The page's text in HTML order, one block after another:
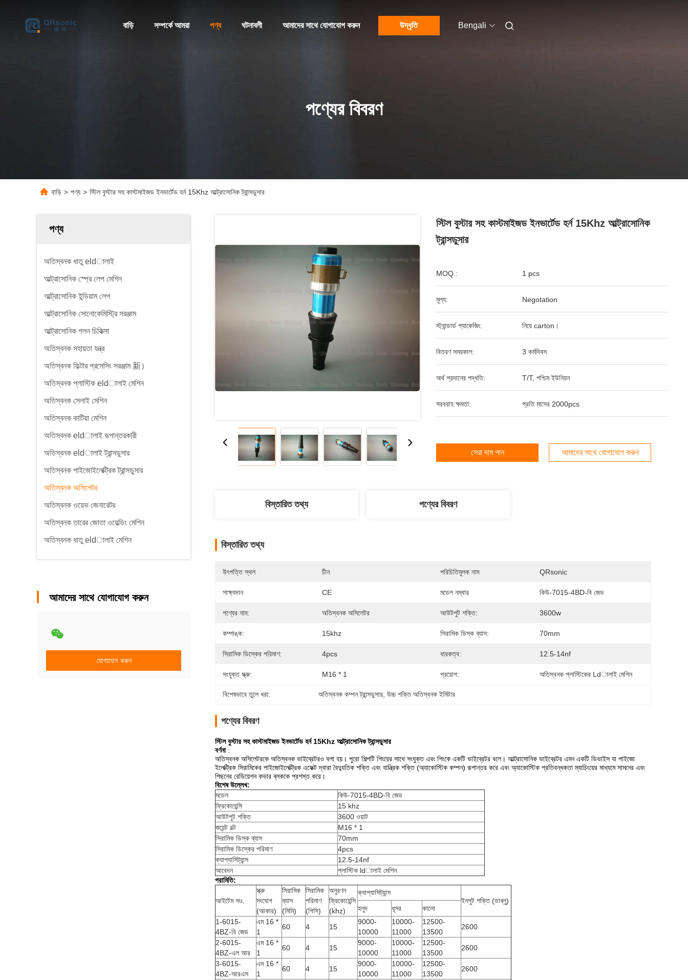
বাড়ি সম্পর্কে আমরা পণ্য ঘটনাবলী আমাদের সাথে যোগাযোগ করুন উদ্ধৃতি Bengali
পণ্যের বিবরণ
বাড়ি > পণ্য > স্টিল বুস্টার সহ কাস্টমাইজড ইনভার্টেড হর্ন 15Khz আল্ট্রাসোনিক ট্রান্সডুসার
পণ্য
অতিস্বনক ধাতু eldালাই
আল্ট্রাসোনিক স্প্রে লেপ মেশিন
আল্ট্রাসোনিক ইন্ডিয়াম লেপ
আল্ট্রাসোনিক সোনোকেমিস্ট্রি সরঞ্জাম
আল্ট্রাসোনিক গলন চিকিত্সা
অতিস্বনক সহায়তা যন্ত্র
অতিস্বনক ফিল্টার প্রসেসিং সরঞ্জাম 新）
অতিস্বনক প্লাস্টিক eldালাই মেশিন
অতিস্বনক সেলাই মেশিন
অতিস্বনক কাটিয়া মেশিন
অতিস্বনক eldালাই রূপান্তরকারী
অতিস্বনক eldালাই ট্রান্সডুসার
অতিস্বনক পাইজোইলেক্ট্রিক ট্রান্সডুসার
অতিস্বনক অসিলেটর
অতিস্বনক ওয়েভ জেনারেটর
অতিস্বনক তারের জোতা ওয়েল্ডিং মেশিন
অতিস্বনক ধাতু eldালাই মেশিন
আমাদের সাথে যোগাযোগ করুন
যোগাযোগ করুন
স্টিল বুস্টার সহ কাস্টমাইজড ইনভার্টেড হর্ন 15Khz আল্ট্রাসোনিক
ট্রান্সডুসার
MOQ.: 1 pcs
মূল্য: Negotation
স্ট্যান্ডার্ড প্যাকেজিং: নিয়ে carton।
বিতরণ সময়কাল: 3 কর্মদিবস
অর্থ প্রদানের পদ্ধতি: T/T, পশ্চিম ইউনিয়ন
সরবরাহ ক্ষমতা: প্রতি মাসের 2000pcs
সেরা দাম পান আমাদের সাথে যোগাযোগ করুন
বিস্তারিত তথ্য পণ্যের বিবরণ
বিস্তারিত তথ্য
উৎপত্তি স্থল চীন পরিচিতিমুলক নাম QRsonic
সাক্ষ্যদান CE মডেল নম্বার কিউ-7015-4BD-বি জেড
পণ্যের নাম: অতিস্বনক অসিলেটর আউটপুট শক্তি: 3600w
কম্পাঙ্ক: 15khz সিরামিক ডিস্ক ব্যাস: 70mm
সিরামিক ডিস্কের পরিমাণ: 4pcs ধারকত্ব: 12.5-14nf
সংযুক্ত স্ক্রু: M16 * 1 প্রয়োগ: অতিস্বনক প্লাস্টিকের Ldালাই মেশিন
বিশেষভাবে তুলে ধরা: অতিস্বনক কম্পন ট্রান্সডুসার , উচ্চ শক্তি অতিস্বনক ইমিটার
পণ্যের বিবরণ
স্টিল বুস্টার সহ কাস্টমাইজড ইনভার্টেড হর্ন 15Khz আল্ট্রাসোনিক ট্রান্সডুসার
বর্ণনা:
অতিস্বনক অসিলেটরকে অতিস্বনক ভাইব্রেটরও বলা হয়। পুরো শিল্পটি শিংয়ের সাথে সংযুক্ত এবং শিংকে একটি ভাইব্রেটর বলে। আল্ট্রাসোনিক ভাইব্রেটর এমন একটি ডিভাইস যা পাইজো
ইলেক্ট্রিক সিরামিকের পাইজোইলেক্ট্রিক এফেক্ট দ্বারা বৈদ্যুতিক শক্তি এবং যান্ত্রিক শক্তি (অ্যাকোস্টিক কম্পন) রূপান্তর করে এবং অ্যাকোস্টিক প্রতিবন্ধকতা ম্যাচিংয়ের মাধ্যমে সামনের এবং
পিছনের রেডিয়েশন কভার ব্লককে প্রশস্ত করে।
বিশেষ উল্লেখ:
মডেল
কিউ-7015-4BD-বি জেড
ফ্রিকোয়েন্সি
15 khz
আউটপুট শক্তি
3600 ওয়াট
জয়েন্ট বল্ট
M16 * 1
সিরামিক ডিস্ক ব্যাস
70mm
সিরামিক ডিস্কের পরিমাণ
4pcs
ক্যাপ্যাসিট্যান্স
12.5-14nf
আবেদন
প্লাস্টিক ldালাই মেশিন
পরামিতি:
আইটেম নংঃ.
স্ক্রু
সংযোগ
(আকার)
সিরামিক
ব্যাস
(মিমি)
সিরামিক
পরিমাণ
(পিসি)
অনুরণন
ফ্রিকোয়েন্সি
(khz)
ক্যাপ্যাসিট্যান্স
ইনপুট শক্তি (ডাব্লু)
হলুদ
ধূসর
কালো
1-6015-
4BZ-বি জেড
এম 16 ​​*
1
60 4 15
9000-
10000
10000-
11000
12500-
13500
2600
2-6015-
4BZ-এল আর
এম 16 ​​*
1
60 4 15
9000-
10000
10000-
11000
12500-
13500
2600
3-6015-
4BZ-আরএস
এম 16 ​​*
1
60 4 15
9000-
10000
10000-
11000
12500-
13500
2600